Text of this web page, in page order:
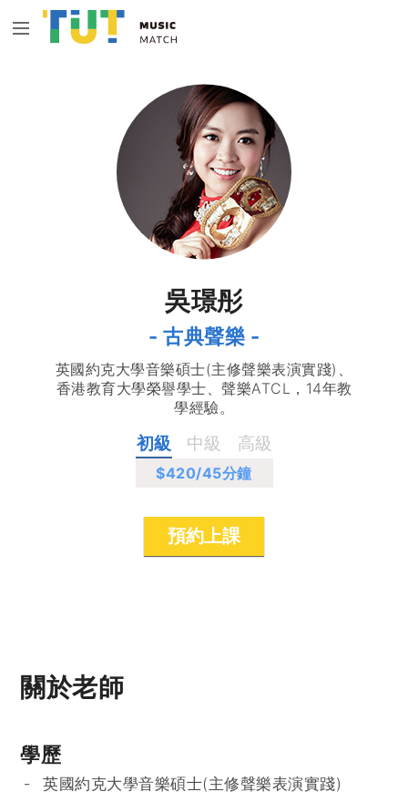
吳璟彤
- 古典聲樂 -
英國約克大學音樂碩士(主修聲樂表演實踐)、
香港教育大學榮譽學士、聲樂ATCL，14年教
學經驗。
初級 中級 高級
$420/45分鐘
預約上課
關於老師
學歷
英國約克大學音樂碩士(主修聲樂表演實踐)